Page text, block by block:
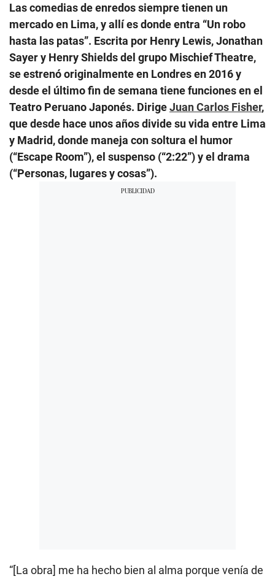
Las comedias de enredos siempre tienen un
mercado en Lima, y allí es donde entra “Un robo
hasta las patas”. Escrita por Henry Lewis, Jonathan
Sayer y Henry Shields del grupo Mischief Theatre,
se estrenó originalmente en Londres en 2016 y
desde el último fin de semana tiene funciones en el
Teatro Peruano Japonés. DirigeJuan Carlos Fisher,
que desde hace unos años divide su vida entre Lima
y Madrid, donde maneja con soltura el humor
(“Escape Room”), el suspenso (“2:22”) y el drama
(“Personas, lugares y cosas”).
“[La obra] me ha hecho bien al alma porque venía de